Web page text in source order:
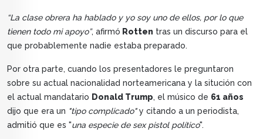
“La clase obrera ha hablado y yo soy uno de ellos, por lo que
tienen todo mi apoyo”, afirmó Rotten tras un discurso para el
que probablemente nadie estaba preparado.
Por otra parte, cuando los presentadores le preguntaron
sobre su actual nacionalidad norteamericana y la situción con
el actual mandatario Donald Trump, el músico de 61 años
dijo que era un "tipo complicado"y citando a un periodista,
admitió que es "una especie de sex pistol político".